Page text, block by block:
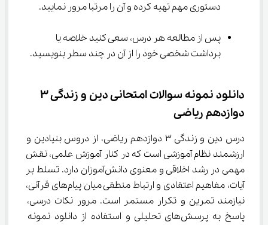
دستوری مهم تهیه کرده و آن را مرتبا مرور نمایید.
پس از مطالعه هر درس، سعی کنید خلاصه یا
برداشت شخصی خود را از آن در چند سطر بنویسید.
دوازدهم ریاضی
درس دین و زندگی ۳ دوازدهم ریاضی، از دروس بنیادین و
ارزشمند نظام آموزشی است که در کنار آموزش علمی، نقش
مهمی در رشد اخلاقی و معنوی دانش‌آموزان دارد. تسلط بر
آیات، مفاهیم اعتقادی و ارتباط منطقی میان پیام‌های قرآنی،
نیازمند تمرین و تکرار مستمر است. مرور نکات درسی،
پاسخ به پرسش‌های تحلیلی و استفاده از دانلود نمونه